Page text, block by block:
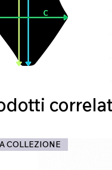
COLLEZIONE